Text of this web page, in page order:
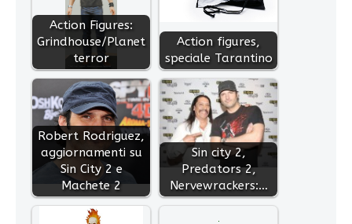
Action Figures:
Grindhouse/Planet
terror
Action figures,
speciale Tarantino
Robert Rodriguez,
aggiornamenti su
Sin City 2 e
Machete 2
Sin city 2,
Predators 2,
Nervewrackers:…